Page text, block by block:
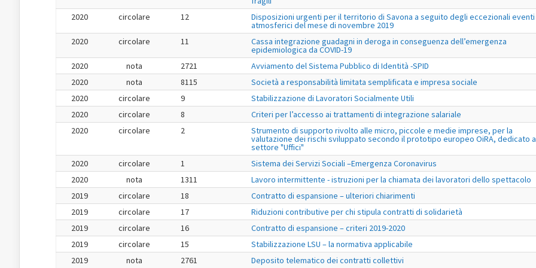
2020
circolare 12 Disposizioni urgenti per il territorio di Savona a seguito degli eccezionali eventi
atmosferici del mese di novembre 2019
2020
circolare 11 Cassa integrazione guadagni in deroga in conseguenza dell’emergenza
epidemiologica da COVID-19
2020
nota 2721
Avviamento del Sistema Pubblico di Identità -SPID
2020
nota 8115
Società a responsabilità limitata semplificata e impresa sociale
2020
circolare 9
Stabilizzazione di Lavoratori Socialmente Utili
2020
circolare 8
Criteri per l’accesso ai trattamenti di integrazione salariale
2020
circolare 2 Strumento di supporto rivolto alle micro, piccole e medie imprese, per la
valutazione dei rischi sviluppato secondo il prototipo europeo OiRA, dedicato
settore "Uffici"
2020
circolare 1
Sistema dei Servizi Sociali –Emergenza Coronavirus
2020
nota 1311
Lavoro intermittente - istruzioni per la chiamata dei lavoratori dello spettacolo
2019
circolare 18
Contratto di espansione – ulteriori chiarimenti
2019
circolare 17
Riduzioni contributive per chi stipula contratti di solidarietà
2019
circolare 16
Contratto di espansione – criteri 2019-2020
2019
circolare 15
Stabilizzazione LSU – la normativa applicabile
2019
nota 2761 Deposito telematico dei contratti collettivi